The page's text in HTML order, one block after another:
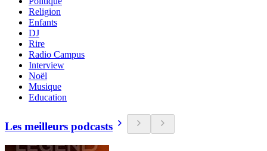
Religion
Enfants
DJ
Rire
Radio Campus
Interview
Noël
Musique
Education
Les meilleurs podcasts